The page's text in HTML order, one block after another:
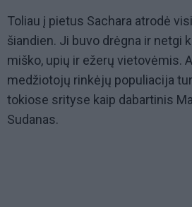
Toliau į pietus Sachara atrodė
šiandien. Ji buvo drėgna ir netgi
miško, upių ir ežerų vietovėmis.
medžiotojų rinkėjų populiacija
tokiose srityse kaip dabartinis
Sudanas.